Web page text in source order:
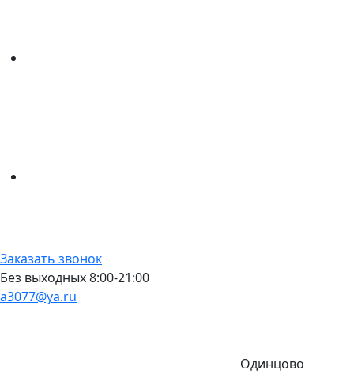
Заказать звонок
Без выходных 8:00-21:00
a3077@ya.ru
Одинцово